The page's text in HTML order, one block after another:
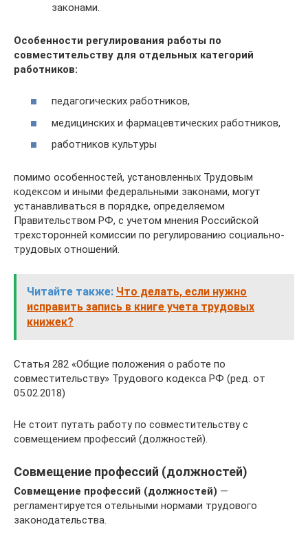
законами.
Особенности регулирования работы по
совместительству для отдельных категорий
работников:
педагогических работников,
медицинских и фармацевтических работников,
работников культуры
помимо особенностей, установленных Трудовым
кодексом и иными федеральными законами, могут
устанавливаться в порядке, определяемом
Правительством РФ, с учетом мнения Российской
трехсторонней комиссии по регулированию социально-
трудовых отношений.
Читайте также: Что делать, если нужно
исправить запись в книге учета трудовых
книжек?
Статья 282 «Общие положения о работе по
совместительству» Трудового кодекса РФ (ред. от
05.02.2018)
Не стоит путать работу по совместительству с
совмещением профессий (должностей).
Совмещение профессий (должностей)
Совмещение профессий (должностей) —
регламентируется отельными нормами трудового
законодательства.